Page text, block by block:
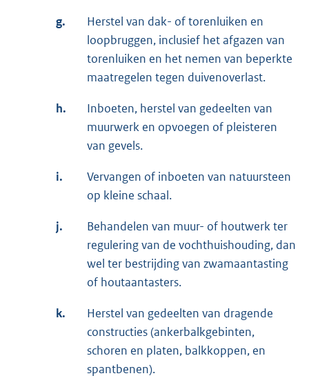
g.
Herstel van dak- of torenluiken en
loopbruggen, inclusief het afgazen van
torenluiken en het nemen van beperkte
maatregelen tegen duivenoverlast.
h.
Inboeten, herstel van gedeelten van
muurwerk en opvoegen of pleisteren
van gevels.
i.
Vervangen of inboeten van natuursteen
op kleine schaal.
j.
Behandelen van muur- of houtwerk ter
regulering van de vochthuishouding, dan
wel ter bestrijding van zwamaantasting
of houtaantasters.
k.
Herstel van gedeelten van dragende
constructies (ankerbalkgebinten,
schoren en platen, balkkoppen, en
spantbenen).